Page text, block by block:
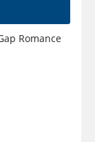
Romance